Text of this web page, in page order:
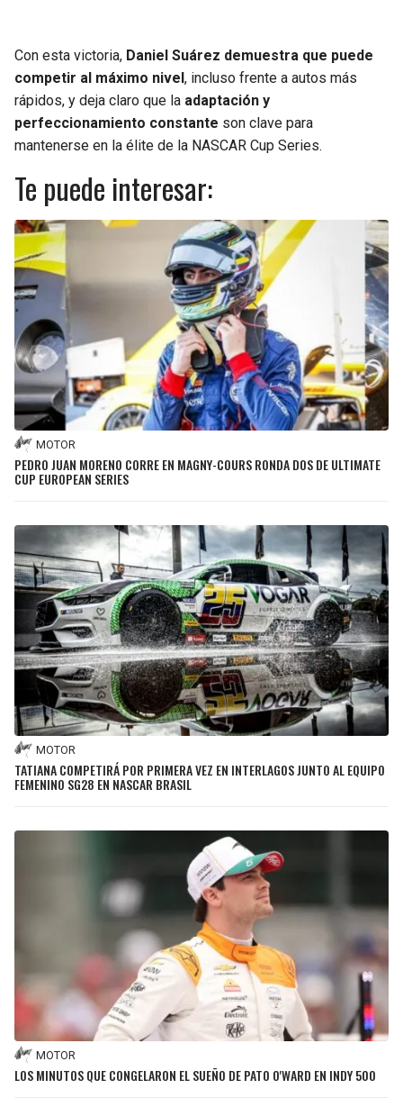
Con esta victoria, Daniel Suárez demuestra que puede
competir al máximo nivel , incluso frente a autos más
rápidos, y deja claro que la adaptación y
perfeccionamiento constante son clave para
mantenerse en la élite de la NASCAR Cup Series.
Te puede interesar:
MOTOR
PEDRO JUAN MORENO CORRE EN MAGNY-COURS RONDA DOS DE ULTIMATE
CUP EUROPEAN SERIES
MOTOR
TATIANA COMPETIRÁ POR PRIMERA VEZ EN INTERLAGOS JUNTO AL EQUIPO
FEMENINO SG28 EN NASCAR BRASIL
MOTOR
LOS MINUTOS QUE CONGELARON EL SUEÑO DE PATO O'WARD EN INDY 500